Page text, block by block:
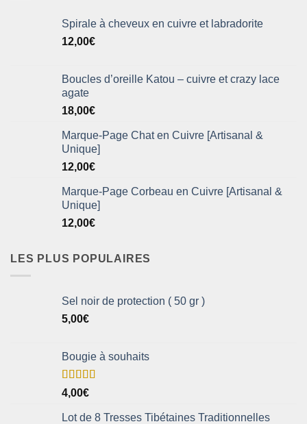
Spirale à cheveux en cuivre et labradorite
12,00€
Boucles d’oreille Katou – cuivre et crazy lace
agate
18,00€
Marque-Page Chat en Cuivre [Artisanal &
Unique]
12,00€
Marque-Page Corbeau en Cuivre [Artisanal &
Unique]
12,00€
LES PLUS POPULAIRES
Sel noir de protection ( 50 gr )
5,00€
Bougie à souhaits
Note5.00
sur 5
4,00€
Lot de 8 Tresses Tibétaines Traditionnelles